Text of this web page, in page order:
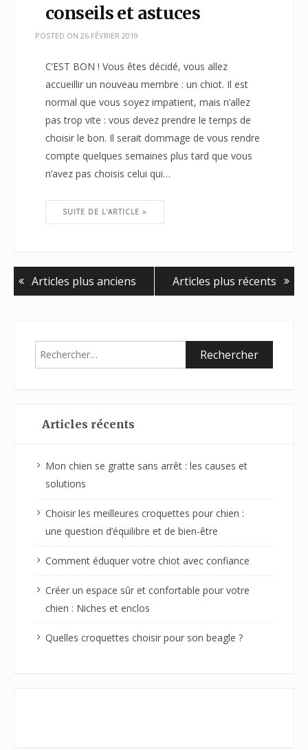
conseils et astuces
POSTED ON 26 FÉVRIER 2019
C’EST BON ! Vous êtes décidé, vous allez
accueillir un nouveau membre : un chiot. Il est
normal que vous soyez impatient, mais n’allez
pas trop vite : vous devez prendre le temps de
choisir le bon. Il serait dommage de vous rendre
compte quelques semaines plus tard que vous
n’avez pas choisis celui qui…
SUITE DE L'ARTICLE
Articles plus anciens Articles plus récents
Rechercher :
Articles récents
Mon chien se gratte sans arrêt : les causes et
solutions
Choisir les meilleures croquettes pour chien :
une question d’équilibre et de bien-être
Comment éduquer votre chiot avec confiance
Créer un espace sûr et confortable pour votre
chien : Niches et enclos
Quelles croquettes choisir pour son beagle ?